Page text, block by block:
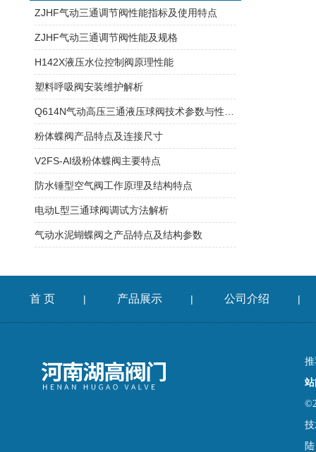
ZJHF气动三通调节阀性能指标及使用特点
ZJHF气动三通调节阀性能及规格
H142X液压水位控制阀原理性能
塑料呼吸阀安装维护解析
粉体蝶阀产品特点及连接尺寸
V2FS-AI级粉体蝶阀主要特点
防水锤型空气阀工作原理及结构特点
电动L型三通球阀调试方法解析
气动水泥蝴蝶阀之产品特点及结构参数
首 页 | 产品展示 | 公司介绍 |
陆